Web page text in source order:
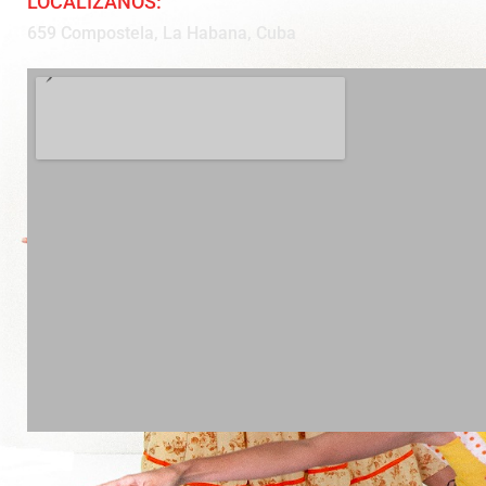
659 Compostela, La Habana, Cuba